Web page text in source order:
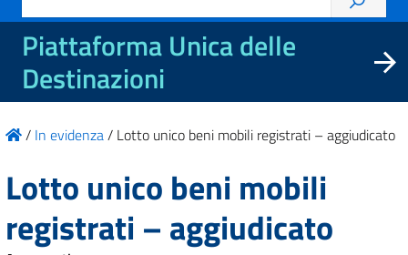
per:
Piattaforma Unica delle
Destinazioni
/ In evidenza/ Lotto unico beni mobili registrati – aggiudicato
Lotto unico beni mobili
registrati – aggiudicato